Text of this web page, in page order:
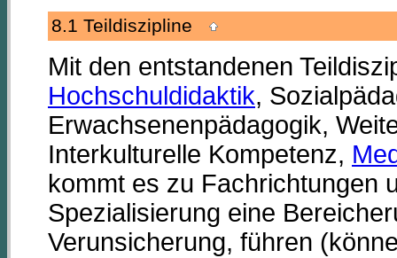
8.1 Teildiszipline
Mit den entstandenen
Hochschuldidaktik,
Erwachsenenpädagogik,
Interkulturelle Kompetenz,
kommt es zu Fachrichtungen
Spezialisierung eine
Verunsicherung, führen